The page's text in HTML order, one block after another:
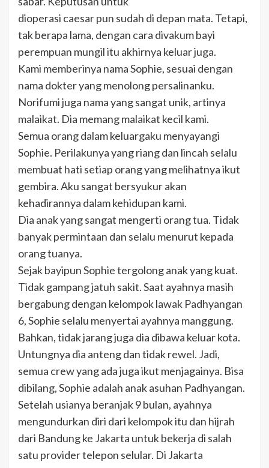
dioperasi caesar pun sudah di depan mata. Tetapi,
tak berapa lama, dengan cara divakum bayi
perempuan mungil itu akhirnya keluar juga.
Kami memberinya nama Sophie, sesuai dengan
nama dokter yang menolong persalinanku.
Norifumi juga nama yang sangat unik, artinya
malaikat. Dia memang malaikat kecil kami.
Semua orang dalam keluargaku menyayangi
Sophie. Perilakunya yang riang dan lincah selalu
membuat hati setiap orang yang melihatnya ikut
gembira. Aku sangat bersyukur akan
kehadirannya dalam kehidupan kami.
Dia anak yang sangat mengerti orang tua. Tidak
banyak permintaan dan selalu menurut kepada
orang tuanya.
Sejak bayipun Sophie tergolong anak yang kuat.
Tidak gampang jatuh sakit. Saat ayahnya masih
bergabung dengan kelompok lawak Padhyangan
6, Sophie selalu menyertai ayahnya manggung.
Bahkan, tidak jarang juga dia dibawa keluar kota.
Untungnya dia anteng dan tidak rewel. Jadi,
semua crew yang ada juga ikut menjagainya. Bisa
dibilang, Sophie adalah anak asuhan Padhyangan.
Setelah usianya beranjak 9 bulan, ayahnya
mengundurkan diri dari kelompok itu dan hijrah
dari Bandung ke Jakarta untuk bekerja di salah
satu provider telepon selular. Di Jakarta